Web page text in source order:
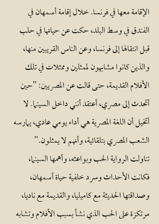
الإقامة معها في فرنسا. خلال إقامة أسمهان في
الفندق في وسط البلد، حكت عن حياتها في حلب
قبل انتقالها إلى فرنسا، وعن الناس القريبين منها،
والذين كانوا مشابهون لممثلين وممثلات في تلك
الأفلام القديمة، حتى قالت عن المصريين: "حين
أتحدث إلى مصري، أعتقد أنني داخل السينما. لا
أتخيل أن اللغة المصرية هي أداء يومي عادي، يمارسه
الشعب المصري بتلقائية، وأنهم لا يمثلون."
تناولت الرواية الحب وبواعثه، وأهمها السينما،
فكانت الأحداث وسرد خلفية حياة أسمهان،
وصداقتها الحديثة مع كاميليا، والقديمة مع ناديا،
مرتكزة على الحب الذي نشأ بسبب الأفلام وتشابه